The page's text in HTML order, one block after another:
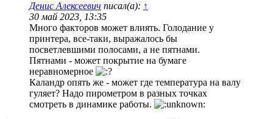
Денис Алексеевич писал(а): ↑
30 май 2023, 13:35
Много факторов может влиять. Голодание у
принтера, все-таки, выражалось бы
посветлевшими полосами, а не пятнами.
Пятнами - может покрытие на бумаге
неравномерное
Каландр опять же - может где температура на валу
гуляет? Надо пирометром в разных точках
смотреть в динамике работы.